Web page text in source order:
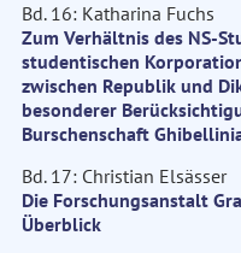
Bd. 16: Katharina Fuchs
Zum Verhältnis des NS-
studentischen
zwischen Republik und
besonderer
Burschenschaft
Bd. 17: Christian Elsässer
Die Forschungsanstalt
Überblick